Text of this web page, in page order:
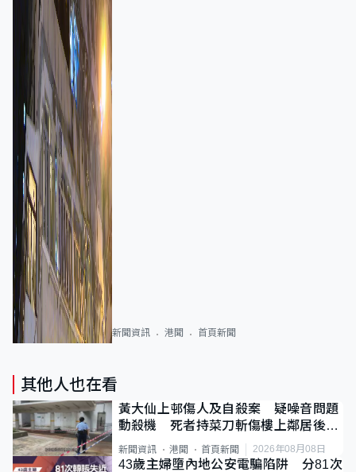
新聞資訊 港聞 首頁新聞
其他人也在看
黃大仙上邨傷人及自殺案 疑噪音問題
動殺機 死者持菜刀斬傷樓上鄰居後墮
斃
新聞資訊 港聞 首頁新聞 2026年08月08日
43歲主婦墮內地公安電騙陷阱 分81次